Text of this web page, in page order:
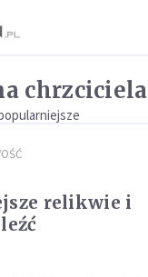
chrzciciela
relikwie i